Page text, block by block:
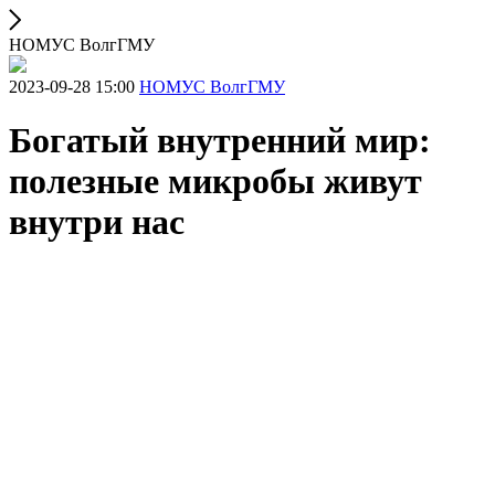
НОМУС ВолгГМУ
2023-09-28 15:00 НОМУС ВолгГМУ
Богатый внутренний мир:
полезные микробы живут
внутри нас